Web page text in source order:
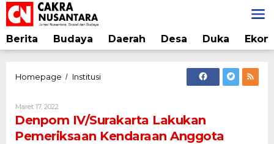
Lewati
ke
konten
Berita Budaya Daerah Desa Duka
Homepage / InstitusiDenpom
Kendaraan
Anggota
Maret 17, 2022
Cakra
Denpom IV/Surakarta Lakukan
Pemeriksaan Kendaraan Anggota